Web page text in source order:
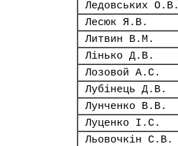
Ледовських О.В.
Лесюк Я.В.
Литвин В.М.
Лінько Д.В.
Лозовой А.С.
Лубінець Д.В.
Лунченко В.В.
Луценко І.С.
Льовочкін С.В.